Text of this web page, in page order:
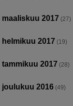
maaliskuu 2017 (27)
helmikuu 2017 (19)
tammikuu 2017 (28)
joulukuu 2016 (49)